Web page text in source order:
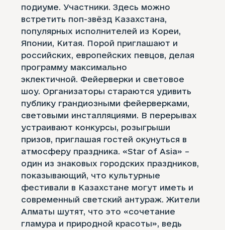
подиуме. Участники. Здесь можно
встретить поп-звёзд Казахстана,
популярных исполнителей из Кореи,
Японии, Китая. Порой приглашают и
российских, европейских певцов, делая
программу максимально
эклектичной. Фейерверки и световое
шоу. Организаторы стараются удивить
публику грандиозными фейерверками,
световыми инсталляциями. В перерывах
устраивают конкурсы, розыгрыши
призов, приглашая гостей окунуться в
атмосферу праздника. «Star of Asia» –
один из знаковых городских праздников,
показывающий, что культурные
фестивали в Казахстане могут иметь и
современный светский антураж. Жители
Алматы шутят, что это «сочетание
гламура и природной красоты», ведь